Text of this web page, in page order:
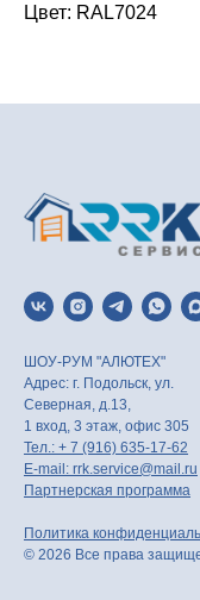
Цвет: RAL7024
ШОУ-РУМ "АЛЮТЕХ"
Адрес: г. Подольск, ул.
Северная, д.13,
1 вход, 3 этаж, офис 305
Тел.: + 7 (916) 635-17-62
E-mail: rrk.service@mail.ru
Партнерская программа
Политика
© 2026 Все права